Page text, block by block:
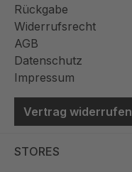
Rückgabe
Widerrufsrecht
AGB
Datenschutz
Impressum
Vertrag widerrufen
STORES